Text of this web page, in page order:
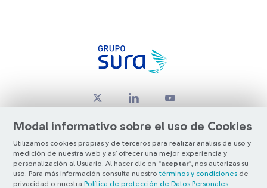
Modal informativo sobre el uso de Cookies
Utilizamos cookies propias y de terceros para realizar análisis de uso y
medición de nuestra web y así ofrecer una mejor experiencia y
personalización al Usuario. Al hacer clic en “aceptar”, nos autorizas su
uso. Para más información consulta nuestro términos y condiciones de
privacidad o nuestra Política de protección de Datos Personales
© Copyright Grupo SURA 2026